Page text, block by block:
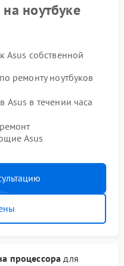
ноутбуке
Asus собственной
ремонту ноутбуков
Asus в течении часа
Asus
процессорадля